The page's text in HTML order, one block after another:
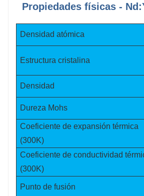
Propiedades físicas -
Densidad atómica
Estructura cristalina
Densidad
Dureza Mohs
Coeficiente de expansión térmica
(300K)
Coeficiente de conductividad
(300K)
Punto de fusión